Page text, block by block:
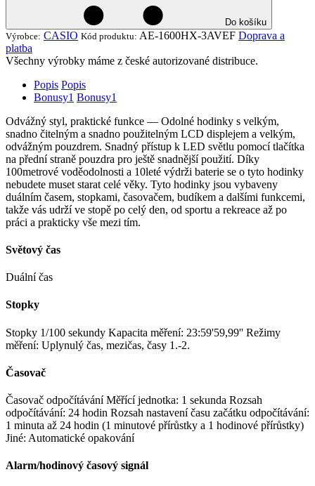
Do košíku
Výrobce: CASIO Kód produktu: AE-1600HX-3AVEF Doprava a
platba
Všechny výrobky máme z české autorizované distribuce.
Popis Popis
Bonusy1 Bonusy1
Odvážný styl, praktické funkce — Odolné hodinky s velkým,
snadno čitelným a snadno použitelným LCD displejem a velkým,
odvážným pouzdrem. Snadný přístup k LED světlu pomocí tlačítka
na přední straně pouzdra pro ještě snadnější použití. Díky
100metrové voděodolnosti a 10leté výdrži baterie se o tyto hodinky
nebudete muset starat celé věky. Tyto hodinky jsou vybaveny
duálním časem, stopkami, časovačem, budíkem a dalšími funkcemi,
takže vás udrží ve stopě po celý den, od sportu a rekreace až po
práci a prakticky vše mezi tím.
Světový čas
Duální čas
Stopky
Stopky 1/100 sekundy Kapacita měření: 23:59'59,99'' Režimy
měření: Uplynulý čas, mezičas, časy 1.-2.
Časovač
Časovač odpočítávání Měřící jednotka: 1 sekunda Rozsah
odpočítávání: 24 hodin Rozsah nastavení času začátku odpočítávání:
1 minuta až 24 hodin (1 minutové přírůstky a 1 hodinové přírůstky)
Jiné: Automatické opakování
Alarm/hodinový časový signál